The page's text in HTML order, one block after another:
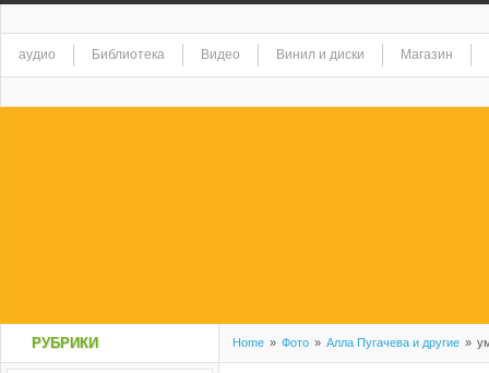
аудио Библиотека Видео Винил и диски Магазин
Home » Фото » Алла Пугачева и другие »
РУБРИКИ